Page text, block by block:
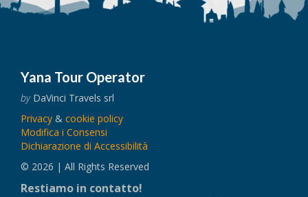
Yana Tour Operator
byDaVinci Travels srl
Privacy & cookie policy
Modifica i Consensi
Dichiarazione di Accessibilità
© 2026 | All Rights Reserved
Restiamo in contatto!